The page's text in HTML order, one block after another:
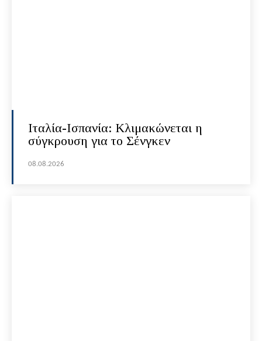
Ιταλία-Ισπανία: Κλιμακώνεται η
σύγκρουση για το Σένγκεν
08.08.2026